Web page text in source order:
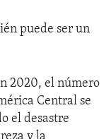
puede ser un
2020, el número
Central se
el desastre
y la